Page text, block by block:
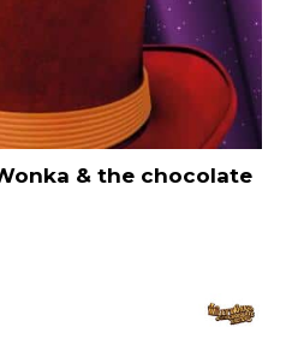
& the chocolate